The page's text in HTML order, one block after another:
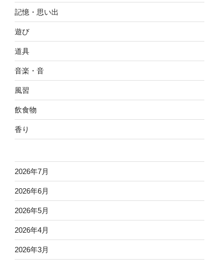
記憶・思い出
遊び
道具
音楽・音
風習
飲食物
香り
2026年7月
2026年6月
2026年5月
2026年4月
2026年3月